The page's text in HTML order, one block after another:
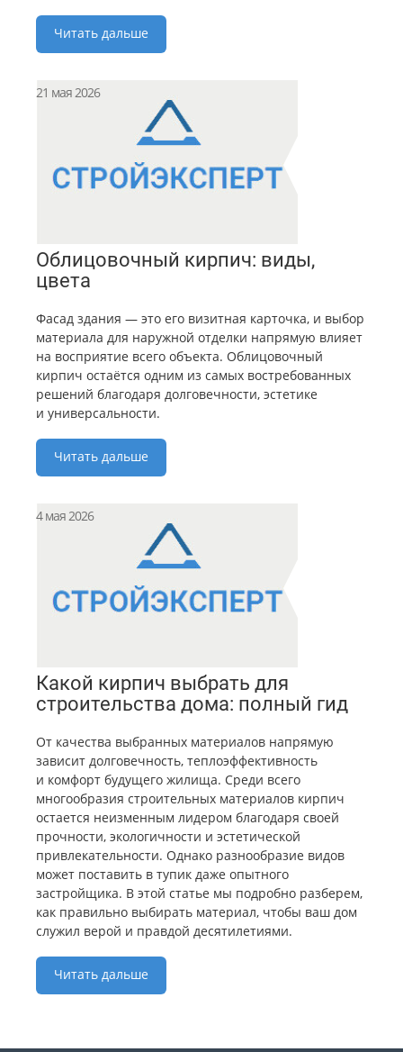
Читать дальше
Облицовочный кирпич: виды,
цвета
21 мая 2026
Фасад здания — это его визитная карточка, и выбор
материала для наружной отделки напрямую влияет
на восприятие всего объекта. Облицовочный
кирпич остаётся одним из самых востребованных
решений благодаря долговечности, эстетике
и универсальности.
Читать дальше
Какой кирпич выбрать для
строительства дома: полный гид
4 мая 2026
От качества выбранных материалов напрямую
зависит долговечность, теплоэффективность
и комфорт будущего жилища. Среди всего
многообразия строительных материалов кирпич
остается неизменным лидером благодаря своей
прочности, экологичности и эстетической
привлекательности. Однако разнообразие видов
может поставить в тупик даже опытного
застройщика. В этой статье мы подробно разберем,
как правильно выбирать материал, чтобы ваш дом
служил верой и правдой десятилетиями.
Читать дальше